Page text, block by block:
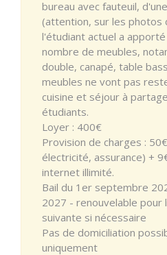
bureau avec fauteuil,
(attention, sur les photos
l'étudiant actuel a
nombre de meubles,
double, canapé, table
meubles ne vont pas
cuisine et séjour à
étudiants.
Loyer : 400€
Provision de charges :
électricité, assurance) +
internet illimité.
Bail du 1er septembre
2027 - renouvelable pour
suivante si nécessaire
Pas de domiciliation
uniquement